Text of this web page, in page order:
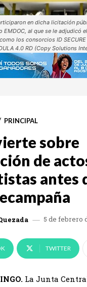
en dicha licitación
EMDOC, al que se le adjudicó
los consorcios ID
4.0 RD (Copy Solutions
PRINCIPAL
sobre
de
antes
5 de febrero
TWITTER
La Junta